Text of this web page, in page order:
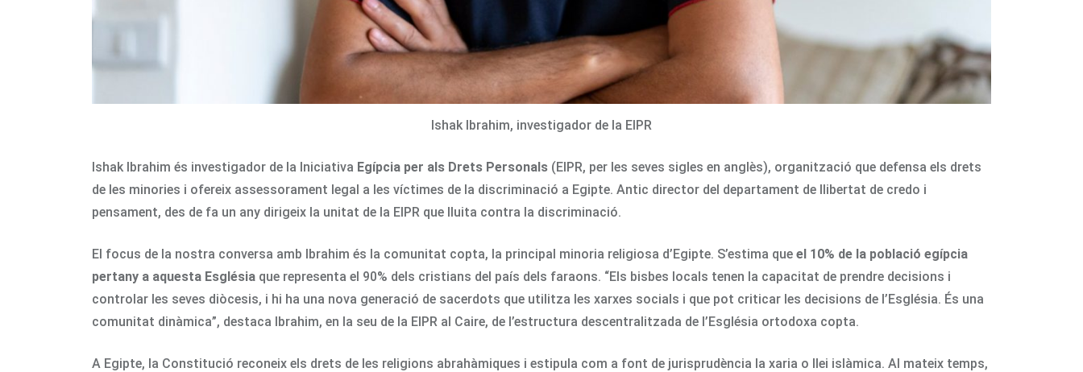
Ishak Ibrahim, investigador de la EIPR
Ishak Ibrahim és investigador de la Iniciativa Egípcia per als Drets Personals (EIPR, per les seves sigles en anglès), organització que defensa els drets
de les minories i ofereix assessorament legal a les víctimes de la discriminació a Egipte. Antic director del departament de llibertat de credo i
pensament, des de fa un any dirigeix la unitat de la EIPR que lluita contra la discriminació.
El focus de la nostra conversa amb Ibrahim és la comunitat copta, la principal minoria religiosa d’Egipte. S’estima que el 10% de la població egípcia
pertany a aquesta Església que representa el 90% dels cristians del país dels faraons. “Els bisbes locals tenen la capacitat de prendre decisions i
controlar les seves diòcesis, i hi ha una nova generació de sacerdots que utilitza les xarxes socials i que pot criticar les decisions de l’Església. És una
comunitat dinàmica”, destaca Ibrahim, en la seu de la EIPR al Caire, de l’estructura descentralitzada de l’Església ortodoxa copta.
A Egipte, la Constitució reconeix els drets de les religions abrahàmiques i estipula com a font de jurisprudència la xaria o llei islàmica. Al mateix temps,